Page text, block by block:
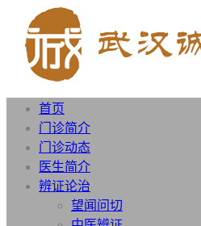
首页
门诊简介
门诊动态
医生简介
辨证论治
望闻问切